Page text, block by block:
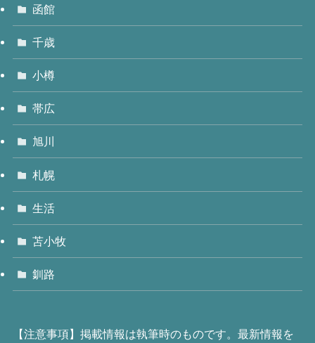
函館
千歳
小樽
帯広
旭川
札幌
生活
苫小牧
釧路
【注意事項】掲載情報は執筆時のものです。最新情報を